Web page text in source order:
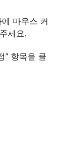
마우스 커
세요.
” 항목을 클